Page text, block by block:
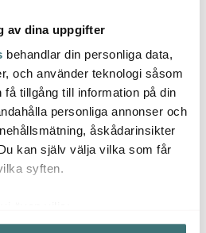
av dina uppgifter
behandlar din personliga data,
och använder teknologi såsom
tillgång till information på din
personliga annonser och
åskådarinsikter
kan själv välja vilka som får
syften.
om din geografiska plats som
Design House
Stockholm
Elsa Beskow bricka
20x27 cm
Jordgubbsfamiljen
325 kr